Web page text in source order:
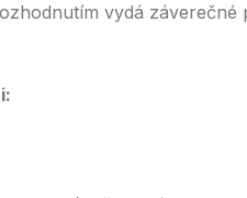
vydá záverečné